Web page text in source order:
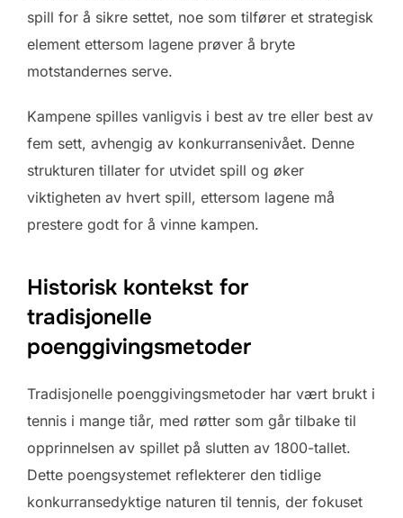
spill for å sikre settet, noe som tilfører et strategisk
element ettersom lagene prøver å bryte
motstandernes serve.
Kampene spilles vanligvis i best av tre eller best av
fem sett, avhengig av konkurransenivået. Denne
strukturen tillater for utvidet spill og øker
viktigheten av hvert spill, ettersom lagene må
prestere godt for å vinne kampen.
Historisk kontekst for
tradisjonelle
poenggivingsmetoder
Tradisjonelle poenggivingsmetoder har vært brukt i
tennis i mange tiår, med røtter som går tilbake til
opprinnelsen av spillet på slutten av 1800-tallet.
Dette poengsystemet reflekterer den tidlige
konkurransedyktige naturen til tennis, der fokuset